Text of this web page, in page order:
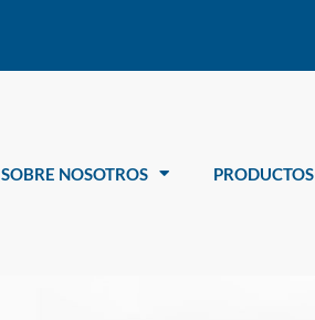
SOBRE NOSOTROS PRODUCTOS